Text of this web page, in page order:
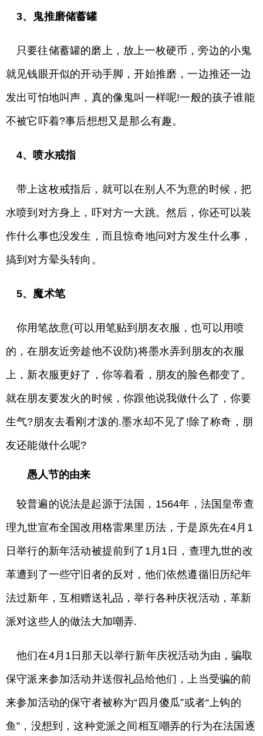
3、鬼推磨储蓄罐
只要往储蓄罐的磨上，放上一枚硬币，旁边的小鬼
就见钱眼开似的开动手脚，开始推磨，一边推还一边
发出可怕地叫声，真的像鬼叫一样呢!一般的孩子谁能
不被它吓着?事后想想又是那么有趣。
4、喷水戒指
带上这枚戒指后，就可以在别人不为意的时候，把
水喷到对方身上，吓对方一大跳。然后，你还可以装
作什么事也没发生，而且惊奇地问对方发生什么事，
搞到对方晕头转向。
5、魔术笔
你用笔故意(可以用笔贴到朋友衣服，也可以用喷
的，在朋友近旁趁他不设防)将墨水弄到朋友的衣服
上，新衣服更好了，你等着看，朋友的脸色都变了。
就在朋友要发火的时候，你跟他说我做什么了，你要
生气?朋友去看刚才泼的.墨水却不见了!除了称奇，朋
友还能做什么呢?
愚人节的由来
较普遍的说法是起源于法国，1564年，法国皇帝查
理九世宣布全国改用格雷果里历法，于是原先在4月1
日举行的新年活动被提前到了1月1日，查理九世的改
革遭到了一些守旧者的反对，他们依然遵循旧历纪年
法过新年，互相赠送礼品，举行各种庆祝活动，革新
派对这些人的做法大加嘲弄.
他们在4月1日那天以举行新年庆祝活动为由，骗取
保守派来参加活动并送假礼品给他们，上当受骗的前
来参加活动的保守者被称为“四月傻瓜”或者“上钩的
鱼”，没想到，这种党派之间相互嘲弄的行为在法国逐